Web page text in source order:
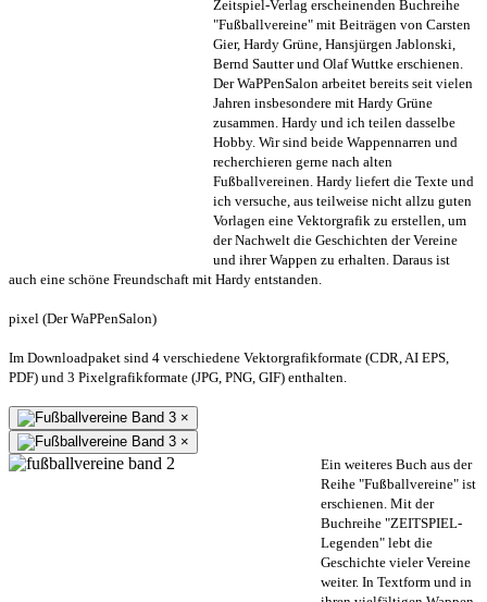
Zeitspiel-Verlag erscheinenden Buchreihe
"Fußballvereine" mit Beiträgen von Carsten
Gier, Hardy Grüne, Hansjürgen Jablonski,
Bernd Sautter und Olaf Wuttke erschienen.
Der WaPPenSalon arbeitet bereits seit vielen
Jahren insbesondere mit Hardy Grüne
zusammen. Hardy und ich teilen dasselbe
Hobby. Wir sind beide Wappennarren und
recherchieren gerne nach alten
Fußballvereinen. Hardy liefert die Texte und
ich versuche, aus teilweise nicht allzu guten
Vorlagen eine Vektorgrafik zu erstellen, um
der Nachwelt die Geschichten der Vereine
und ihrer Wappen zu erhalten. Daraus ist
auch eine schöne Freundschaft mit Hardy entstanden.
pixel (Der WaPPenSalon)
Im Downloadpaket sind 4 verschiedene Vektorgrafikformate (CDR, AI EPS,
PDF) und 3 Pixelgrafikformate (JPG, PNG, GIF) enthalten.
×
×
Ein weiteres Buch aus der
Reihe "Fußballvereine" ist
erschienen. Mit der
Buchreihe "ZEITSPIEL-
Legenden" lebt die
Geschichte vieler Vereine
weiter. In Textform und in